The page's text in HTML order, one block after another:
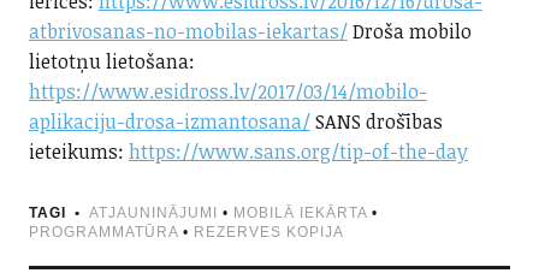
atbrivosanas-no-mobilas-iekartas/Droša mobilo
lietotņu lietošana:
https://www.esidross.lv/2017/03/14/mobilo-
aplikaciju-drosa-izmantosana/SANS drošības
ieteikums: https://www.sans.org/tip-of-the-day
TAGI ATJAUNINĀJUMI • MOBILĀ IEKĀRTA•
PROGRAMMATŪRA• REZERVES KOPIJA